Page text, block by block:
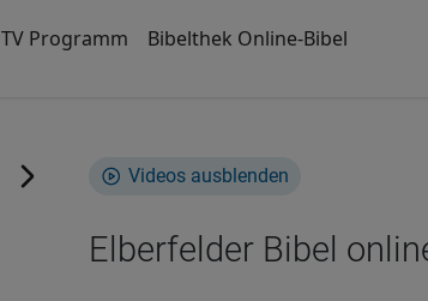
TV Programm Bibelthek Online-Bibel
Videos ausblenden
Elberfelder Bibel